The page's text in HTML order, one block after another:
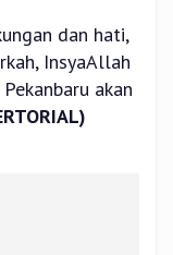
dan hati,
InsyaAllah
akan